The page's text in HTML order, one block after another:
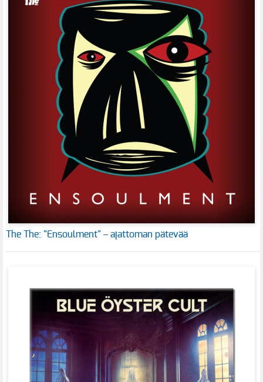
The The: "Ensoulment" – ajattoman pätevää